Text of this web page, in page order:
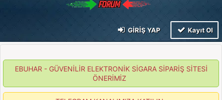
GIRIŞ YAP Kayıt Ol
EBUHAR - GÜVENİLİR ELEKTRONİK SİGARA SİPARİŞ SİTESİ
ÖNERİMİZ